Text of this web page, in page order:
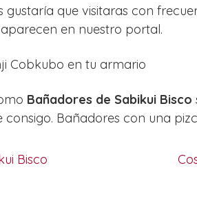
gustaría que visitaras con
en nuestro portal.
Cobkubo en tu armario
Bañadores de Sabikui Bisco
Bañadores con una
Bisco